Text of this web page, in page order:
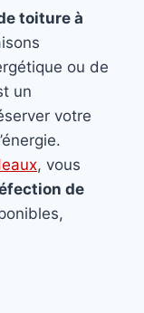
toiture à
ou de
un
votre
, vous
de